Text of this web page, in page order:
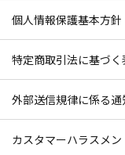
個人情報保護基本方針
特定商取引法に基づく
外部送信規律に係る通
カスタマーハラスメ